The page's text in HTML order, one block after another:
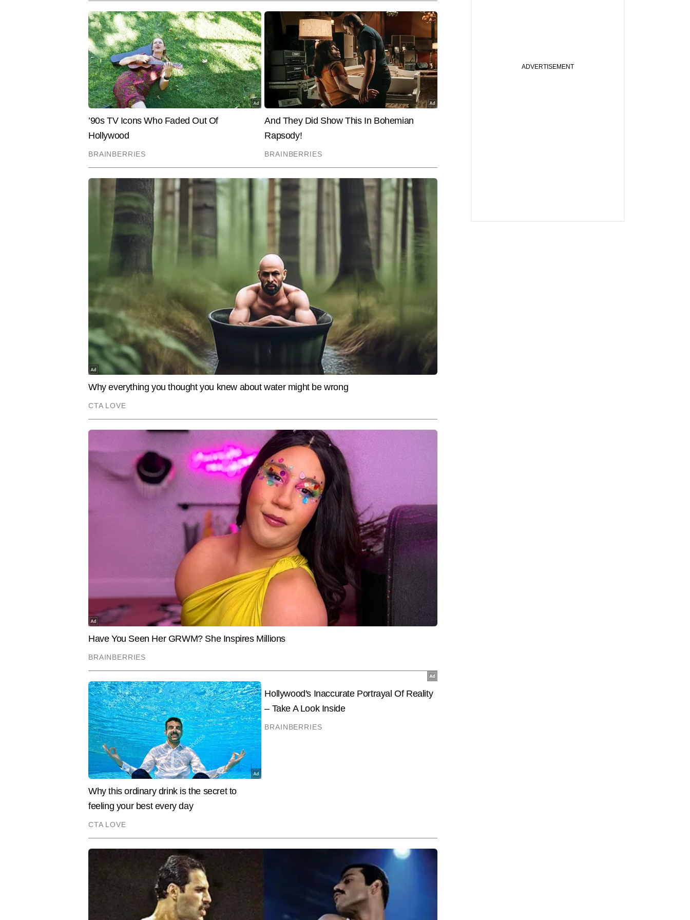
करियर में कई प्रसिद्ध भारतीय खिलाड़ियों और कोचों के इंटरव्यू भी किए हैं, जिनमें पीवी सिंधू, विजेंदर सिंह और पुलेला गोपीचंद जैसे
नाम शामिल हैं। अब तक नवीन 15,000 से अधिक आर्टिकल्स लिख चुके हैं, जिनमें ग्राउंड रिपोर्टिंग, विश्लेषणात्मक लेख, स्पेशल
स्टोरीज़, प्लेयर प्रोफाइल और टूर्नामेंट-आधारित एक्सप्लेनर शामिल हैं।
End of Article